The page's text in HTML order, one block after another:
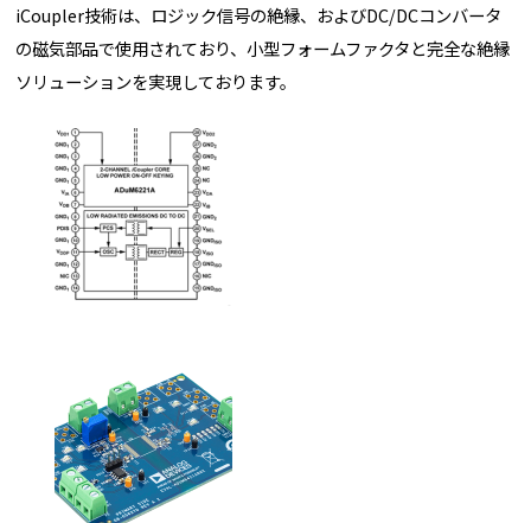
iCoupler技術は、ロジック信号の絶縁、およびDC/DCコンバータ
の磁気部品で使用されており、小型フォームファクタと完全な絶縁
ソリューションを実現しております。